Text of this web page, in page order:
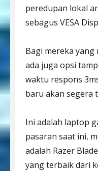
peredupan lokal
sebagus VESA
Bagi mereka yang
ada juga opsi
waktu respons
baru akan segera
Ini adalah laptop
pasaran saat ini,
adalah Razer
yang terbaik dari